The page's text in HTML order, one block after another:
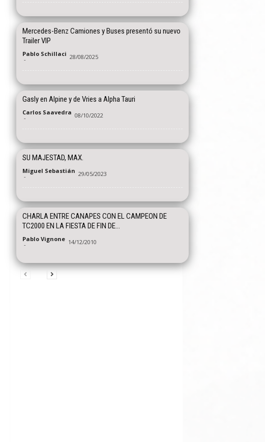
Mercedes-Benz Camiones y Buses presentó su nuevo
Trailer VIP
Pablo Schillaci
- 28/08/2025
Gasly en Alpine y de Vries a Alpha Tauri
Carlos Saavedra
- 08/10/2022
SU MAJESTAD, MAX.
Miguel Sebastián
- 29/05/2023
CHARLA ENTRE CANAPES CON EL CAMPEON DE
TC2000 EN LA FIESTA DE FIN DE...
Pablo Vignone
- 14/12/2010